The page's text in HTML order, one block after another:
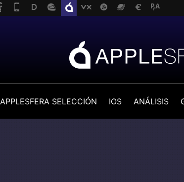
APPLESFERA SELECCIÓN IOS ANÁLISIS